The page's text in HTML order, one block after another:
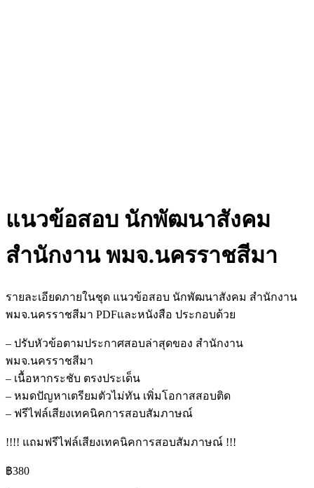
แนวข้อสอบ นักพัฒนาสังคม
สำนักงาน พมจ.นครราชสีมา
รายละเอียดภายในชุด แนวข้อสอบ นักพัฒนาสังคม สำนักงาน
พมจ.นครราชสีมา PDFและหนังสือ ประกอบด้วย
– ปรับหัวข้อตามประกาศสอบล่าสุดของ สำนักงาน
พมจ.นครราชสีมา
– เนื้อหากระชับ ตรงประเด็น
– หมดปัญหาเตรียมตัวไม่ทัน เพิ่มโอกาสสอบติด
– ฟรีไฟล์เสียงเทคนิคการสอบสัมภาษณ์
!!!! แถมฟรีไฟล์เสียงเทคนิคการสอบสัมภาษณ์ !!!
฿380